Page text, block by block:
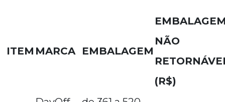
ITEM MARCA EMBALAGEM
NÃO
(R$)